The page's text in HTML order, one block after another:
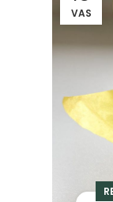
VAS